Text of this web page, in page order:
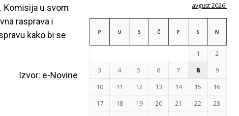
Komisija u svom
rasprava i
kako bi se
Izvor: e-Novine
avgust 2026.
P U S Č P S N
1
2
3
4 5 6 7 8
9
10
11 12 13 14 15
16
17
18 19 20 21 22
23